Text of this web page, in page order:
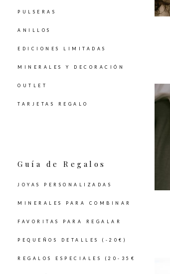
PULSERAS
ANILLOS
EDICIONES LIMITADAS
MINERALES Y DECORACIÓN
OUTLET
TARJETAS REGALO
Guía de Regalos
JOYAS PERSONALIZADAS
MINERALES PARA COMBINAR
FAVORITAS PARA REGALAR
PEQUEÑOS DETALLES (-20€)
REGALOS ESPECIALES (20-35€